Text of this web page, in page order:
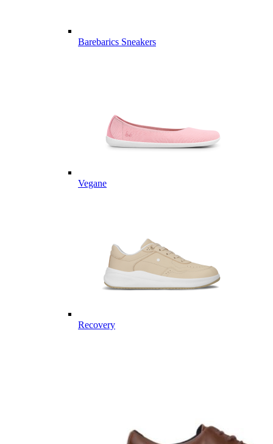
Barebarics Sneakers
Vegane
Recovery